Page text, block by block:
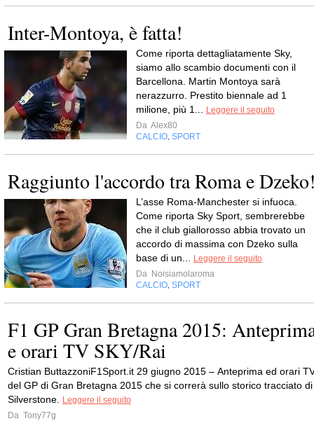
Inter-Montoya, è fatta!
Come riporta dettagliatamente Sky,
siamo allo scambio documenti con il
Barcellona. Martin Montoya sarà
nerazzurro. Prestito biennale ad 1
milione, più 1...
Leggere il seguito
Da Alex80
CALCIO SPORT
Raggiunto l'accordo tra Roma e
L’asse Roma-Manchester si infuoca.
Come riporta Sky Sport, sembrerebbe
che il club giallorosso abbia trovato un
accordo di massima con Dzeko sulla
base di un...
Leggere il seguito
Da Noisiamolaroma
CALCIO SPORT
F1 GP Gran Bretagna 2015:
e orari TV SKY/Rai
Cristian ButtazzoniF1Sport.it 29 giugno 2015 – Anteprima ed orari
del GP di Gran Bretagna 2015 che si correrà sullo storico tracciato di
Silverstone.
Leggere il seguito
Da Tony77g